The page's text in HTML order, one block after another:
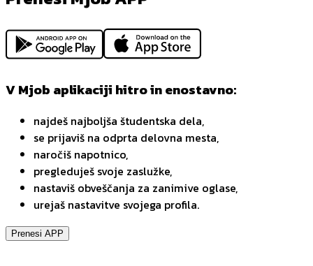
V Mjob aplikaciji hitro in enostavno:
najdeš najboljša študentska dela,
se prijaviš na odprta delovna mesta,
naročiš napotnico,
pregleduješ svoje zaslužke,
nastaviš obveščanja za zanimive oglase,
urejaš nastavitve svojega profila.
Prenesi APP